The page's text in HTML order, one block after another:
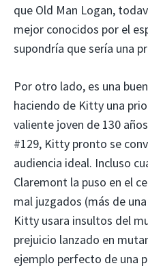
que Old Man Logan,
mejor conocidos por el
supondría que sería una
Por otro lado, es una
haciendo de Kitty una
valiente joven de 130
#129, Kitty pronto se
audiencia ideal. Incluso
Claremont la puso en el
mal juzgados (más de
Kitty usara insultos del
prejuicio lanzado en
ejemplo perfecto de una